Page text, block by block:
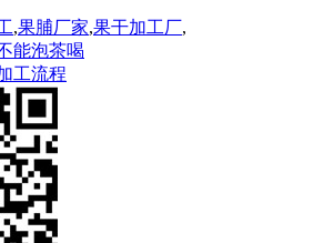
,果脯厂家,果干加工厂,
能泡茶喝
工流程